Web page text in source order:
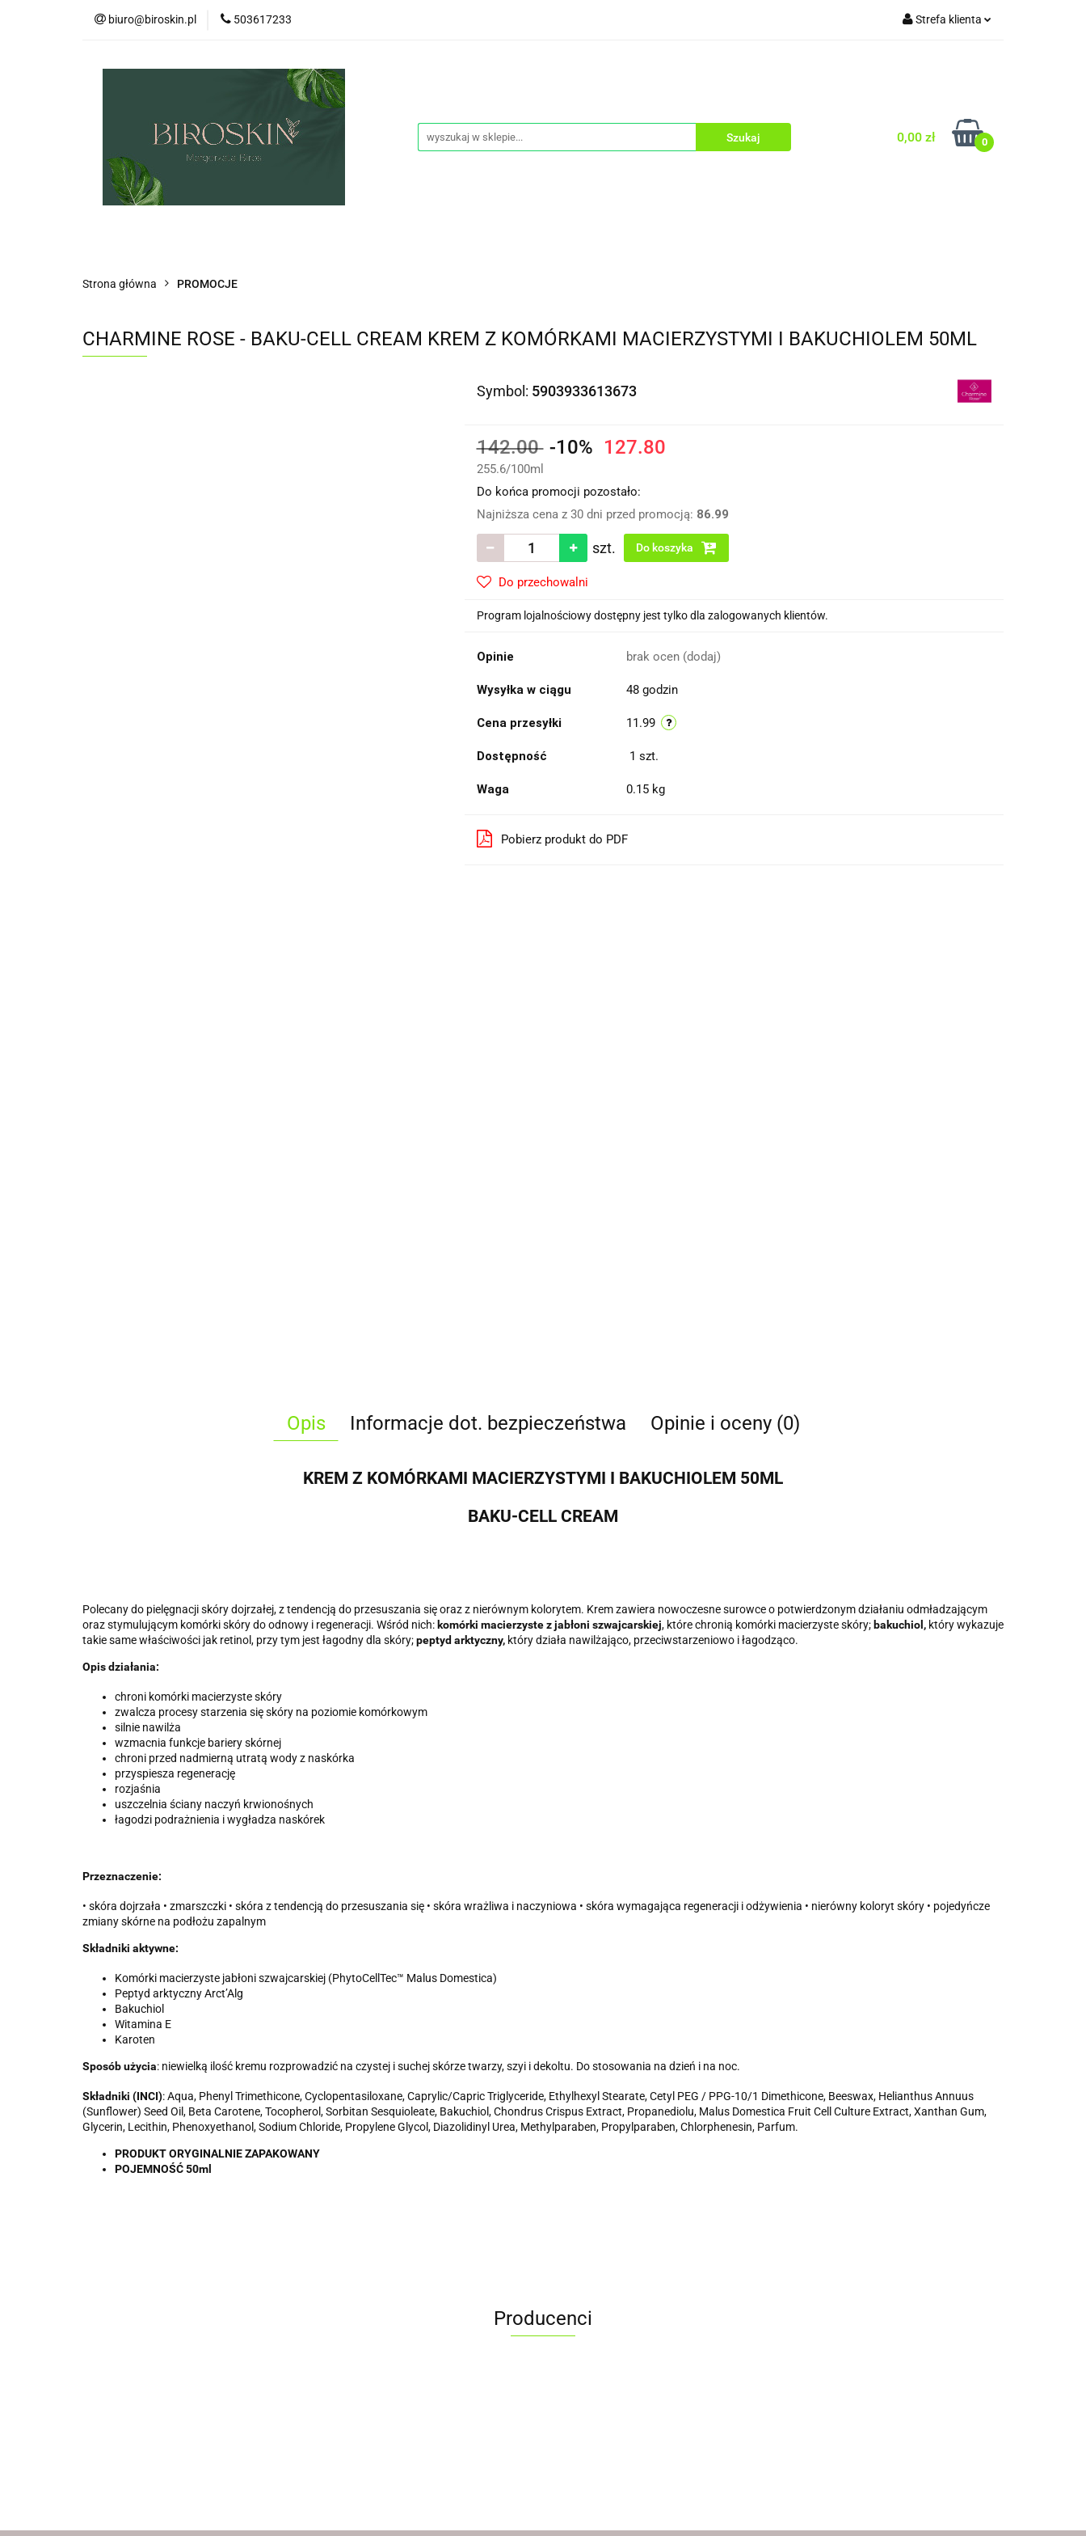
biuro@biroskin.pl 503617233 Strefa klienta
Zgody cookies
0,00 zł 0
ZESTAWY CIAŁO
MARKI
KREMY POD OCZY
USTA OCHRONA PRZECIWSŁONECZNA
Strona główna PROMOCJE
CHARMINE ROSE - BAKU-CELL CREAM KREM Z KOMÓRKAMI MACIERZYSTYMI I BAKUCHIOLEM 50ML
Symbol: 5903933613673
142.00 -10% 127.80
255.6/100ml
Do końca promocji pozostało:
Najniższa cena z 30 dni przed promocją: 86.99
szt. Do koszyka
Do przechowalni
Program lojalnościowy dostępny jest tylko dla zalogowanych klientów.
Opinie brak ocen (dodaj)
Wysyłka w ciągu 48 godzin
Cena przesyłki 11.99
Dostępność 1 szt.
Waga 0.15 kg
Pobierz produkt do PDF
Opis Informacje dot. bezpieczeństwa Opinie i oceny (0)
KREM Z KOMÓRKAMI MACIERZYSTYMI I BAKUCHIOLEM 50ML
BAKU-CELL CREAM
Polecany do pielęgnacji skóry dojrzałej, z tendencją do przesuszania się oraz z nierównym kolorytem. Krem zawiera nowoczesne surowce o potwierdzonym działaniu odmładzającym
oraz stymulującym komórki skóry do odnowy i regeneracji. Wśród nich: komórki macierzyste z jabłoni szwajcarskiej, które chronią komórki macierzyste skóry; bakuchiol, który wykazuje
takie same właściwości jak retinol, przy tym jest łagodny dla skóry;peptyd arktyczny, który działa nawilżająco, przeciwstarzeniowo i łagodząco.
Opis działania:
chroni komórki macierzyste skóry
zwalcza procesy starzenia się skóry na poziomie komórkowym
silnie nawilża
wzmacnia funkcje bariery skórnej
chroni przed nadmierną utratą wody z naskórka
przyspiesza regenerację
rozjaśnia
uszczelnia ściany naczyń krwionośnych
łagodzi podrażnienia i wygładza naskórek
Przeznaczenie:
• skóra dojrzała • zmarszczki • skóra z tendencją do przesuszania się • skóra wrażliwa i naczyniowa • skóra wymagająca regeneracji i odżywienia • nierówny koloryt skóry • pojedyńcze
zmiany skórne na podłożu zapalnym
Składniki aktywne:
Komórki macierzyste jabłoni szwajcarskiej (PhytoCellTec™ Malus Domestica)
Peptyd arktyczny Arct’Alg
Bakuchiol
Witamina E
Karoten
Sposób użycia: niewielką ilość kremu rozprowadzić na czystej i suchej skórze twarzy, szyi i dekoltu. Do stosowania na dzień i na noc.
Składniki (INCI): Aqua, Phenyl Trimethicone, Cyclopentasiloxane, Caprylic/Capric Triglyceride, Ethylhexyl Stearate, Cetyl PEG / PPG-10/1 Dimethicone, Beeswax, Helianthus Annuus
(Sunflower) Seed Oil, Beta Carotene, Tocopherol, Sorbitan Sesquioleate, Bakuchiol, Chondrus Crispus Extract, Propanediolu, Malus Domestica Fruit Cell Culture Extract, Xanthan Gum,
Glycerin, Lecithin, Phenoxyethanol, Sodium Chloride, Propylene Glycol, Diazolidinyl Urea, Methylparaben, Propylparaben, Chlorphenesin, Parfum.
PRODUKT ORYGINALNIE ZAPAKOWANY
POJEMNOŚĆ 50ml
Producenci